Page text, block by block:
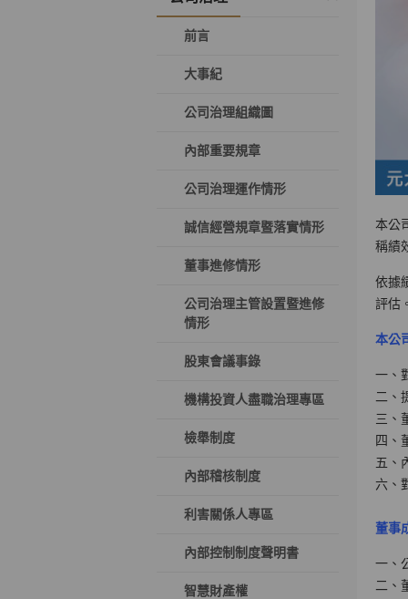
前言
大事紀
公司治理組織圖
內部重要規章
公司治理運作情形
誠信經營規章暨落實情形
董事進修情形
公司治理主管設置暨進修
情形
股東會議事錄
機構投資人盡職治理專區
檢舉制度
內部稽核制度
利害關係人專區
內部控制制度聲明書
智慧財產權
本公
稱績
依據
評估
本公
一、
二、
三、
四、
五、
六、
董事
一、
二、